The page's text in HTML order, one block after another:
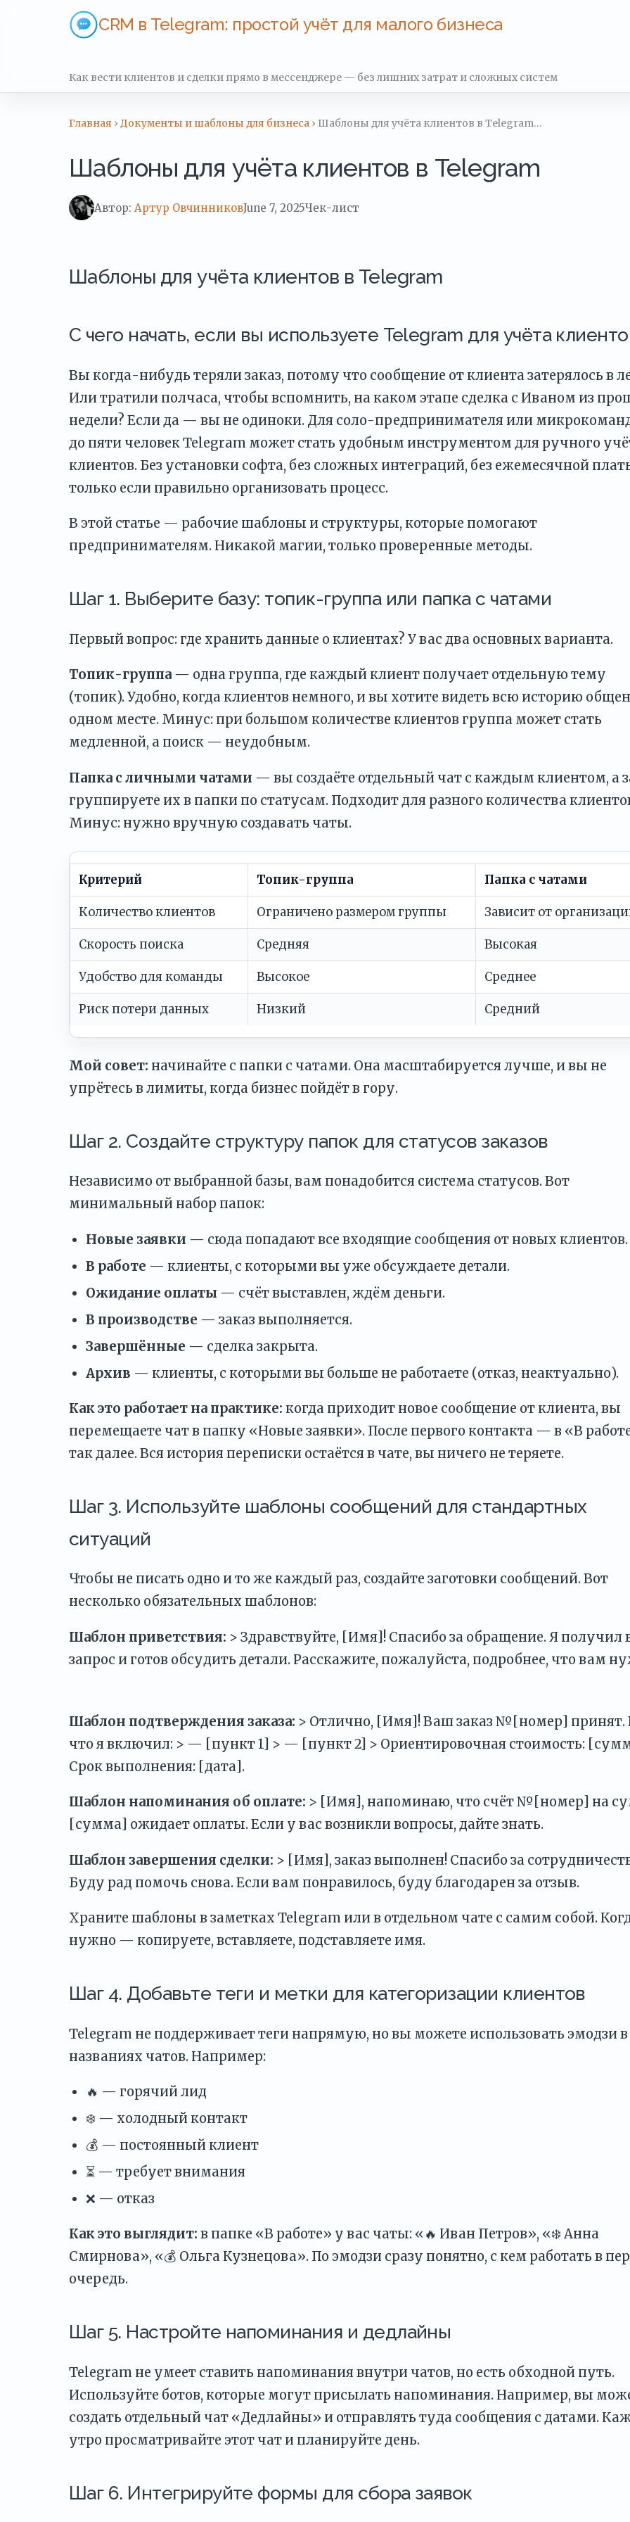
CRM в Telegram: простой учёт для малого бизнеса
Как вести клиентов и сделки прямо в мессенджере — без лишних затрат и сложных систем
Главная › Документы и шаблоны для бизнеса › Шаблоны для учёта клиентов в Telegram…
Шаблоны для учёта клиентов в Telegram
Автор: Артур ОвчинниковJune 7, 2025Чек-лист
Шаблоны для учёта клиентов в Telegram
С чего начать, если вы используете Telegram для учёта
Вы когда-нибудь теряли заказ, потому что сообщение от клиента затерялось в
Или тратили полчаса, чтобы вспомнить, на каком этапе сделка с Иваном из
недели? Если да — вы не одиноки. Для соло-предпринимателя или
до пяти человек Telegram может стать удобным инструментом для ручного
клиентов. Без установки софта, без сложных интеграций, без ежемесячной
только если правильно организовать процесс.
В этой статье — рабочие шаблоны и структуры, которые помогают
предпринимателям. Никакой магии, только проверенные методы.
Шаг 1. Выберите базу: топик-группа или папка с чатами
Первый вопрос: где хранить данные о клиентах? У вас два основных варианта.
Топик-группа — одна группа, где каждый клиент получает отдельную тему
(топик). Удобно, когда клиентов немного, и вы хотите видеть всю историю
одном месте. Минус: при большом количестве клиентов группа может стать
медленной, а поиск — неудобным.
Папка с личными чатами — вы создаёте отдельный чат с каждым клиентом, а
группируете их в папки по статусам. Подходит для разного количества
Минус: нужно вручную создавать чаты.
Критерий Топик-группа Папка с чатами
Количество клиентов Ограничено размером группы Зависит от
Скорость поиска Средняя Высокая
Удобство для команды Высокое Среднее
Риск потери данных Низкий Средний
Мой совет: начинайте с папки с чатами. Она масштабируется лучше, и вы не
упрётесь в лимиты, когда бизнес пойдёт в гору.
Шаг 2. Создайте структуру папок для статусов заказов
Независимо от выбранной базы, вам понадобится система статусов. Вот
минимальный набор папок:
Новые заявки — сюда попадают все входящие сообщения от новых клиентов.
В работе — клиенты, с которыми вы уже обсуждаете детали.
Ожидание оплаты — счёт выставлен, ждём деньги.
В производстве — заказ выполняется.
Завершённые — сделка закрыта.
Архив — клиенты, с которыми вы больше не работаете (отказ, неактуально).
Как это работает на практике: когда приходит новое сообщение от клиента, вы
перемещаете чат в папку «Новые заявки». После первого контакта — в «В
так далее. Вся история переписки остаётся в чате, вы ничего не теряете.
Шаг 3. Используйте шаблоны сообщений для стандартных
ситуаций
Чтобы не писать одно и то же каждый раз, создайте заготовки сообщений. Вот
несколько обязательных шаблонов:
Шаблон приветствия: > Здравствуйте, [Имя]! Спасибо за обращение. Я получил
запрос и готов обсудить детали. Расскажите, пожалуйста, подробнее, что вам
Шаблон подтверждения заказа: > Отлично, [Имя]! Ваш заказ №[номер] принят.
что я включил: > — [пункт 1] > — [пункт 2] > Ориентировочная стоимость:
Срок выполнения: [дата].
Шаблон напоминания об оплате: > [Имя], напоминаю, что счёт №[номер] на
[сумма] ожидает оплаты. Если у вас возникли вопросы, дайте знать.
Шаблон завершения сделки: > [Имя], заказ выполнен! Спасибо за
Буду рад помочь снова. Если вам понравилось, буду благодарен за отзыв.
Храните шаблоны в заметках Telegram или в отдельном чате с самим собой.
нужно — копируете, вставляете, подставляете имя.
Шаг 4. Добавьте теги и метки для категоризации клиентов
Telegram не поддерживает теги напрямую, но вы можете использовать эмодзи в
названиях чатов. Например:
🔥 — горячий лид
❄️ — холодный контакт
💰 — постоянный клиент
⏳ — требует внимания
❌ — отказ
Как это выглядит: в папке «В работе» у вас чаты: «🔥 Иван Петров», «❄️ Анна
Смирнова», «💰 Ольга Кузнецова». По эмодзи сразу понятно, с кем работать в
очередь.
Шаг 5. Настройте напоминания и дедлайны
Telegram не умеет ставить напоминания внутри чатов, но есть обходной путь.
Используйте ботов, которые могут присылать напоминания. Например, вы
создать отдельный чат «Дедлайны» и отправлять туда сообщения с датами.
утро просматривайте этот чат и планируйте день.
Шаг 6. Интегрируйте формы для сбора заявок